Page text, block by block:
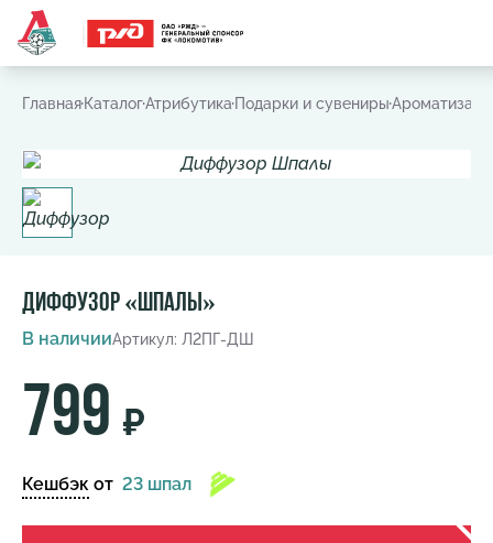
Главная КаталогАтрибутика Подарки и сувениры
Диффузор «Шпалы»
В наличииАртикул: Л2ПГ-ДШ
799 ₽
Кешбэк от 23 шпал